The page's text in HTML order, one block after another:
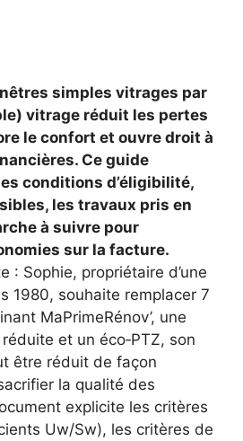
simples vitrages par
vitrage réduit les pertes
le confort et ouvre droit à
Ce guide
conditions d’éligibilité,
les travaux pris en
à suivre pour
sur la facture.
: Sophie, propriétaire d’une
1980, souhaite remplacer 7
MaPrimeRénov’, une
et un éco‑PTZ, son
être réduit de façon
la qualité des
explicite les critères
Uw/Sw), les critères de